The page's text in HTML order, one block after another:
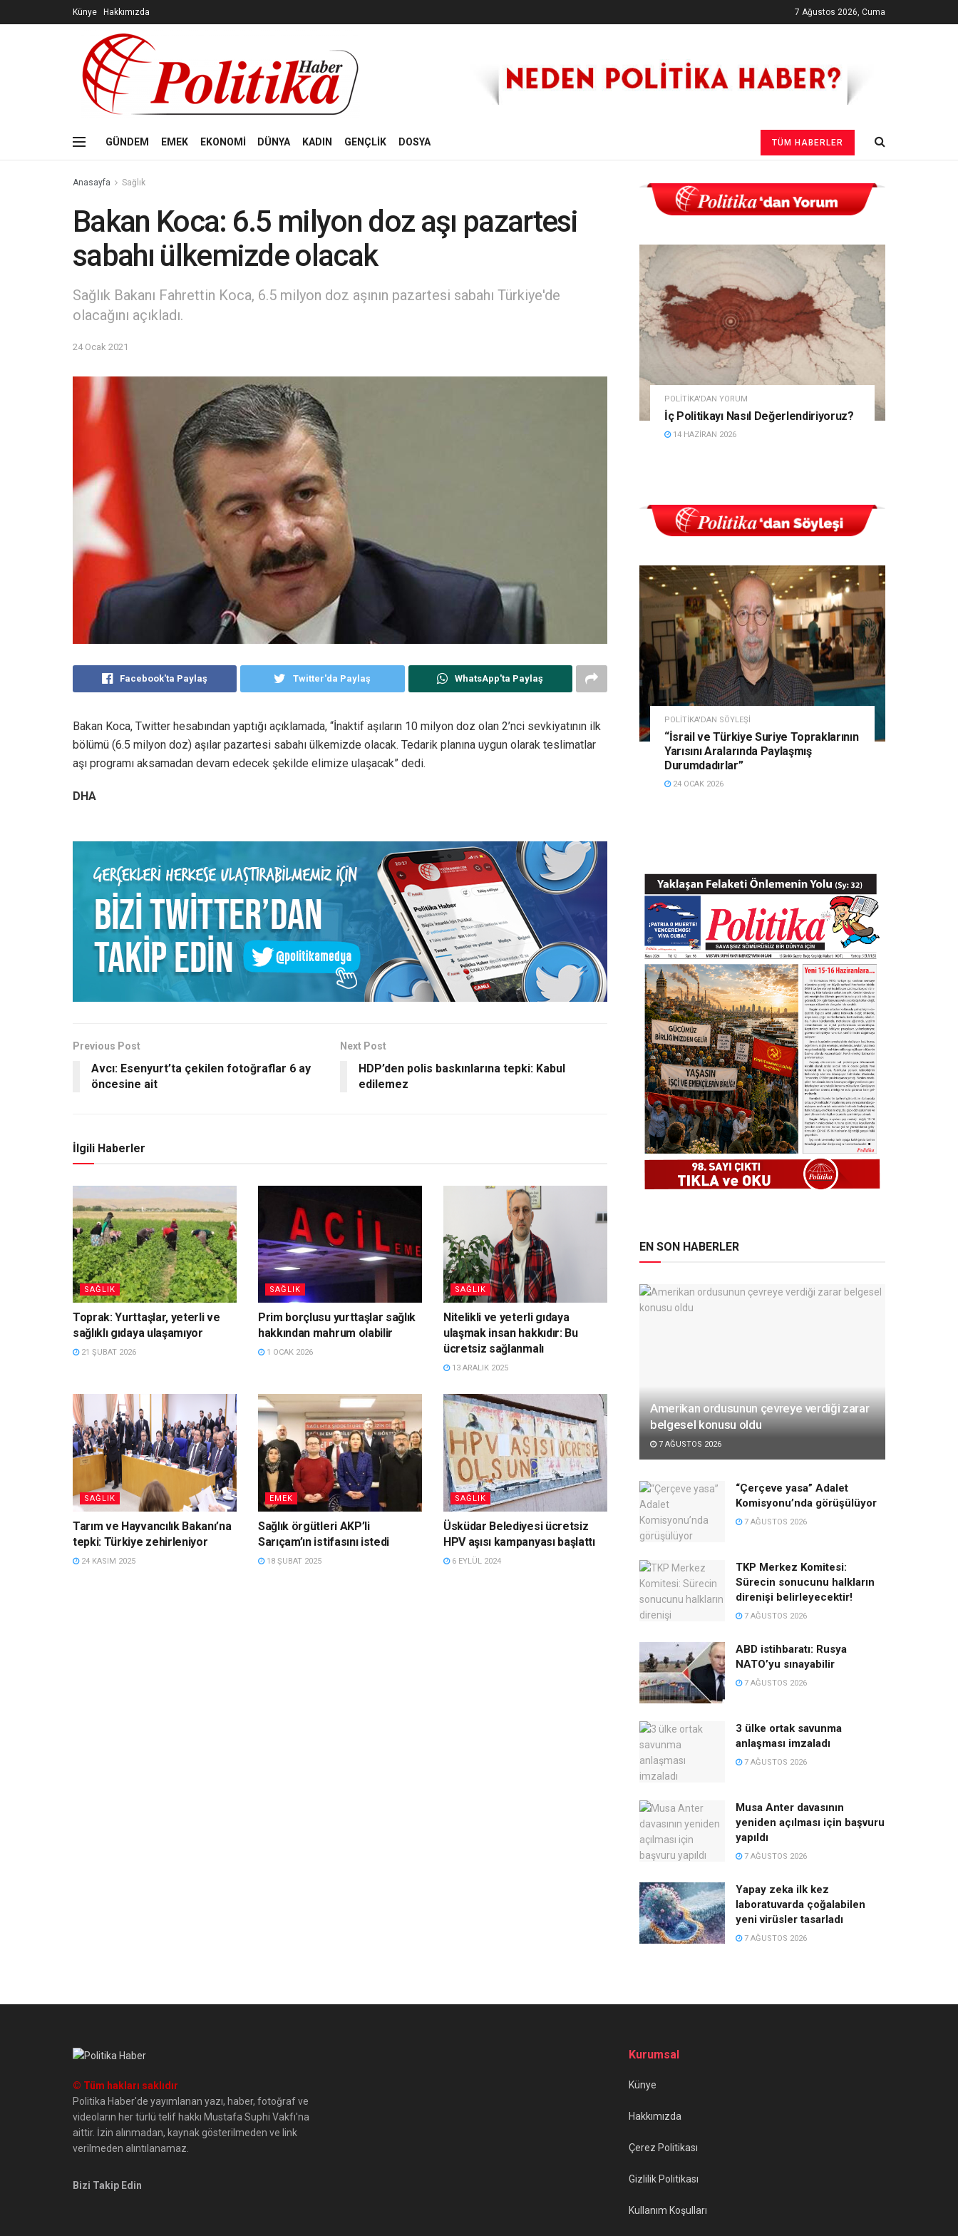
Künye Hakkımızda 7 Ağustos 2026, Cuma
GÜNDEM EMEK EKONOMİ DÜNYA KADIN GENÇLİK DOSYA TÜM HABERLER
Anasayfa Sağlık
Bakan Koca: 6.5 milyon doz aşı pazartesi
sabahı ülkemizde olacak
Sağlık Bakanı Fahrettin Koca, 6.5 milyon doz aşının pazartesi sabahı Türkiye'de
olacağını açıkladı.
24 Ocak 2021
Facebook'ta Paylaş Twitter'da Paylaş WhatsApp'ta Paylaş
Bakan Koca, Twitter hesabından yaptığı açıklamada, “İnaktif aşıların 10 milyon doz olan 2’nci sevkiyatının ilk
bölümü (6.5 milyon doz) aşılar pazartesi sabahı ülkemizde olacak. Tedarik planına uygun olarak teslimatlar
aşı programı aksamadan devam edecek şekilde elimize ulaşacak” dedi.
DHA
Previous Post
Avcı: Esenyurt’ta çekilen fotoğraflar 6 ay
öncesine ait
Next Post
HDP’den polis baskınlarına tepki: Kabul
edilemez
İlgili Haberler
SAĞLIK
Toprak: Yurttaşlar, yeterli ve
sağlıklı gıdaya ulaşamıyor
21 ŞUBAT 2026
SAĞLIK
Prim borçlusu yurttaşlar sağlık
hakkından mahrum olabilir
1 OCAK 2026
SAĞLIK
Nitelikli ve yeterli gıdaya
ulaşmak insan hakkıdır: Bu
ücretsiz sağlanmalı
13 ARALIK 2025
SAĞLIK
Tarım ve Hayvancılık Bakanı’na
tepki: Türkiye zehirleniyor
24 KASIM 2025
EMEK
Sağlık örgütleri AKP’li
Sarıçam’ın istifasını istedi
18 ŞUBAT 2025
SAĞLIK
Üsküdar Belediyesi ücretsiz
HPV aşısı kampanyası başlattı
6 EYLÜL 2024
POLITIKA'DAN YORUM
İç Politikayı Nasıl Değerlendiriyoruz?
14 HAZIRAN 2026
POLITIKA'DAN SÖYLEŞI
“İsrail ve Türkiye Suriye Topraklarının
Yarısını Aralarında Paylaşmış
Durumdadırlar”
24 OCAK 2026
EN SON HABERLER
Amerikan ordusunun çevreye verdiği zarar
belgesel konusu oldu
7 AĞUSTOS 2026
“Çerçeve yasa” Adalet
Komisyonu’nda görüşülüyor
7 AĞUSTOS 2026
TKP Merkez Komitesi:
Sürecin sonucunu halkların
direnişi belirleyecektir!
7 AĞUSTOS 2026
ABD istihbaratı: Rusya
NATO’yu sınayabilir
7 AĞUSTOS 2026
3 ülke ortak savunma
anlaşması imzaladı
7 AĞUSTOS 2026
Musa Anter davasının
yeniden açılması için başvuru
yapıldı
7 AĞUSTOS 2026
Yapay zeka ilk kez
laboratuvarda çoğalabilen
yeni virüsler tasarladı
7 AĞUSTOS 2026
© Tüm hakları saklıdır
Politika Haber'de yayımlanan yazı, haber, fotoğraf ve
videoların her türlü telif hakkı Mustafa Suphi Vakfı'na
aittir. İzin alınmadan, kaynak gösterilmeden ve link
verilmeden alıntılanamaz.
Bizi Takip Edin
Kurumsal
Künye
Hakkımızda
Çerez Politikası
Gizlilik Politikası
Kullanım Koşulları